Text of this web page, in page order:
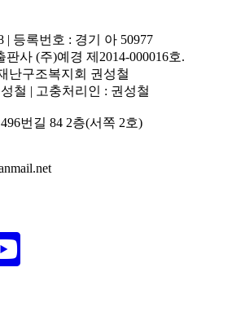
| 등록번호 : 경기 아 50977
판사 (주)예경 제2014-000016호.
난구조복지회 권성철
철 | 고충처리인 : 권성철
번길 84 2층(서쪽 2호)